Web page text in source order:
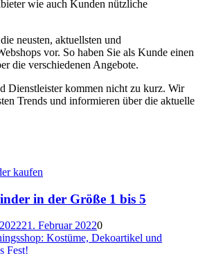
wie auch Kunden nützliche
neusten, aktuellsten und
vor. So haben Sie als Kunde einen
die verschiedenen Angebote.
Dienstleister kommen nicht zu kurz. Wir
Trends und informieren über die aktuelle
in der Größe 1 bis 5
21. Februar 20220